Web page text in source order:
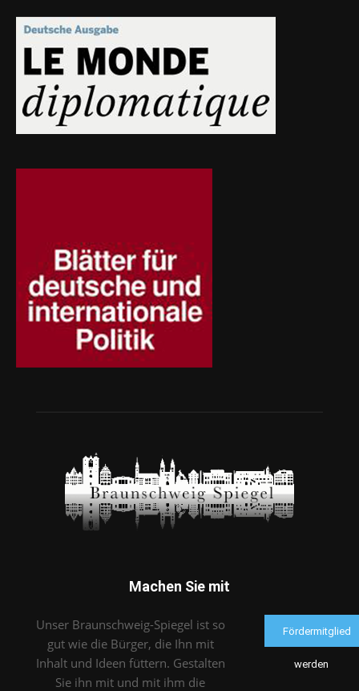
Machen Sie mit
Unser Braunschweig-Spiegel ist so
gut wie die Bürger, die Ihn mit
Inhalt und Ideen füttern. Gestalten
Sie ihn mit und mit ihm die
Fördermitglied
werden